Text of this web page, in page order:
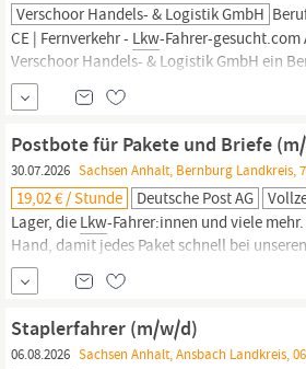
Verschoor Handels- & Logistik GmbH
CE | Fernverkehr - Lkw-Fahrer-
Verschoor Handels- & Logistik GmbH ein
(m/w/d) aus 39435 Wolmirsleben und
Minute bewerben --> https:/
-fahrer-
Verschoor Handels- & Logistik GmbH Die
Postbote für Pakete und Briefe
30.07.2026 Sachsen Anhalt, Bernburg Landkreis,
19,02 € / Stunde Deutsche Post AG
Lager, die Lkw-Fahrer:innen und viele
Hand, damit jedes Paket schnell bei
jeder Brief sicher im Briefkasten landet. Wir
vielfältiges und starkes Team, das Tag für
leistet und Millionen Menschen in ganz
macht. Werde Postbote
Staplerfahrer (m/w/d)
06.08.2026 Sachsen Anhalt, Ansbach Landkreis,